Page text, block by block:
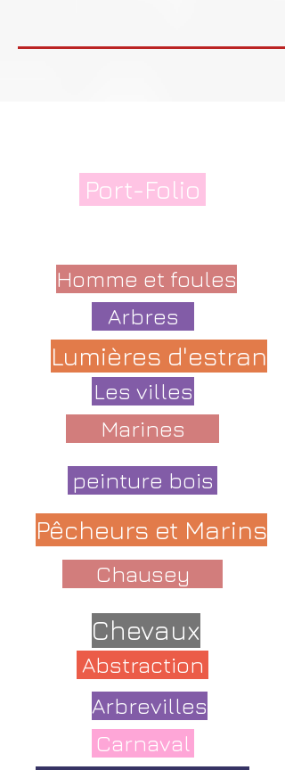
Port-Folio
Homme et foules
Arbres
Lumières d'estran
Les villes
Marines
peinture bois
Pêcheurs et Marins
Chausey
Chevaux
Abstraction
Arbrevilles
Carnaval